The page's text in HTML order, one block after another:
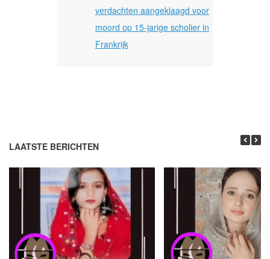
verdachten aangeklaagd voor
moord op 15-jarige scholier in
Frankrijk
LAATSTE BERICHTEN